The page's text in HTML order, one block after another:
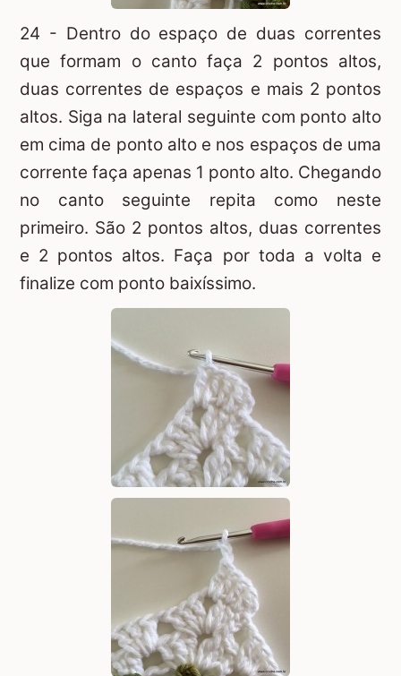
24 - Dentro do espaço de duas correntes
que formam o canto faça 2 pontos altos,
duas correntes de espaços e mais 2 pontos
altos. Siga na lateral seguinte com ponto alto
em cima de ponto alto e nos espaços de uma
corrente faça apenas 1 ponto alto. Chegando
no canto seguinte repita como neste
primeiro. São 2 pontos altos, duas correntes
e 2 pontos altos. Faça por toda a volta e
finalize com ponto baixíssimo.